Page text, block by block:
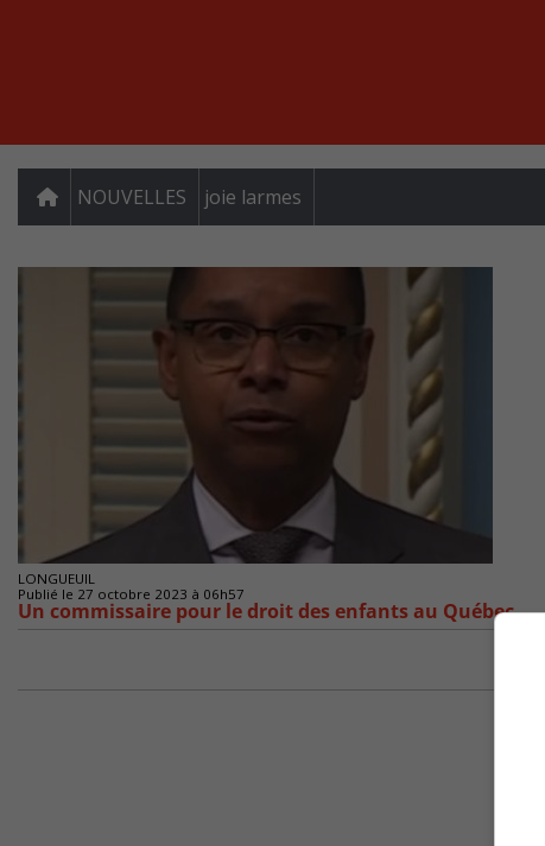
NOUVELLES joie larmes
LONGUEUIL
Publié le 27 octobre 2023 à 06h57
Un commissaire pour le droit des enfants au Québec